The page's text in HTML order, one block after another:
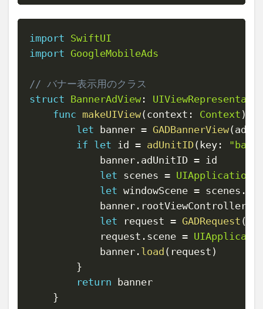
import SwiftUI
import GoogleMobileAds
// バナー表示用のクラス
struct BannerAdView :
func makeUIView(context : Context )
let banner = GADBannerView(
if let id = adUnitID( key :
            banner
. adUnitID = id
let scenes = UIApplication
let windowScene = scenes .
            banner
. rootViewController
let request = GADRequest (
            request
. scene =
            banner
. load ( request )
}
return banner
}